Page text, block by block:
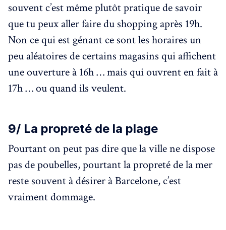
souvent c’est même plutôt pratique de savoir
que tu peux aller faire du shopping après 19h.
Non ce qui est génant ce sont les horaires un
peu aléatoires de certains magasins qui affichent
une ouverture à 16h … mais qui ouvrent en fait à
17h … ou quand ils veulent.
9/ La propreté de la plage
Pourtant on peut pas dire que la ville ne dispose
pas de poubelles, pourtant la propreté de la mer
reste souvent à désirer à Barcelone, c’est
vraiment dommage.